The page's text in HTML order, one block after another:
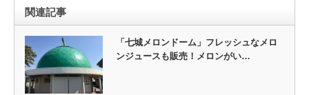
関連記事
「七城メロンドーム」フレッシュなメロ
ンジュースも販売！メロンがい…